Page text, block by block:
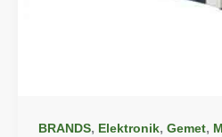
BRANDS, Elektronik, Gemet,